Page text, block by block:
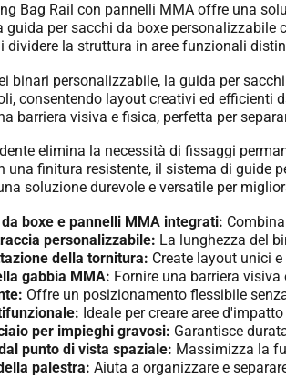
Bag Rail con pannelli MMA offre una
per sacchi da boxe
dividere la struttura in aree funzionali
binari personalizzabile, la guida per
consentendo layout creativi ed
barriera visiva e fisica, perfetta per
elimina la necessità di fissaggi
una finitura resistente, il sistema di guide
soluzione durevole e versatile per
boxe e pannelli MMA integrati:
personalizzabile: La lunghezza del
della tornitura: Create layout unici
gabbia MMA: Fornire una barriera
Offre un posizionamento flessibile
Ideale per creare aree
per impieghi gravosi: Garantisce
punto di vista spaziale: Massimizza la
palestra: Aiuta a organizzare e